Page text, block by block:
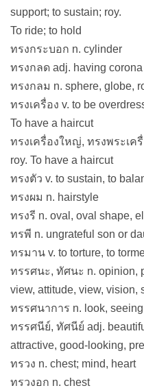
support; to sustain; roy.
To ride; to hold
ทรงกระบอก n. cylinder
ทรงกลด adj. having corona
ทรงกลม n. sphere, globe,
ทรงเครื่อง v. to be
To have a haircut
ทรงเครื่องใหญ่, ทรงพระเค
roy. To have a haircut
ทรงตัว v. to sustain, to
ทรงผม n. hairstyle
ทรงรี n. oval, oval shape,
ทรพี n. ungrateful son or
ทรมาน v. to torture, to
ทรรศนะ, ทัศนะ n. opinion,
view, attitude, view, vision,
ทรรศนาการ n. look, seeing
ทรรศนีย์, ทัศนีย์ adj.
attractive, good-looking,
ทรวง n. chest; mind, heart
ทรวงอก n. chest